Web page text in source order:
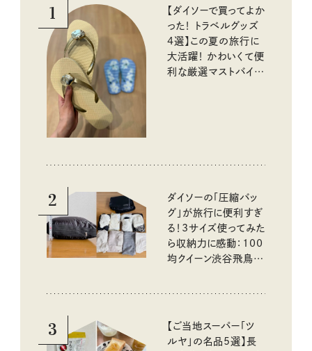
1
【ダイソーで買ってよか
った！ トラベルグッズ
4選】この夏の旅行に
大活躍！ かわいくて便
利な厳選マストバイア
2
ダイソーの「圧縮バッ
グ」が旅行に便利すぎ
る！3サイズ使ってみた
ら収納力に感動：100
均クイーン渋谷飛鳥の
3
【ご当地スーパー「ツ
ルヤ」の名品5選】長